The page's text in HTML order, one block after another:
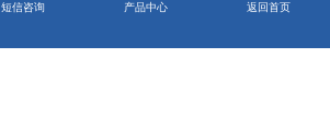
短信咨询 产品中心 返回首页